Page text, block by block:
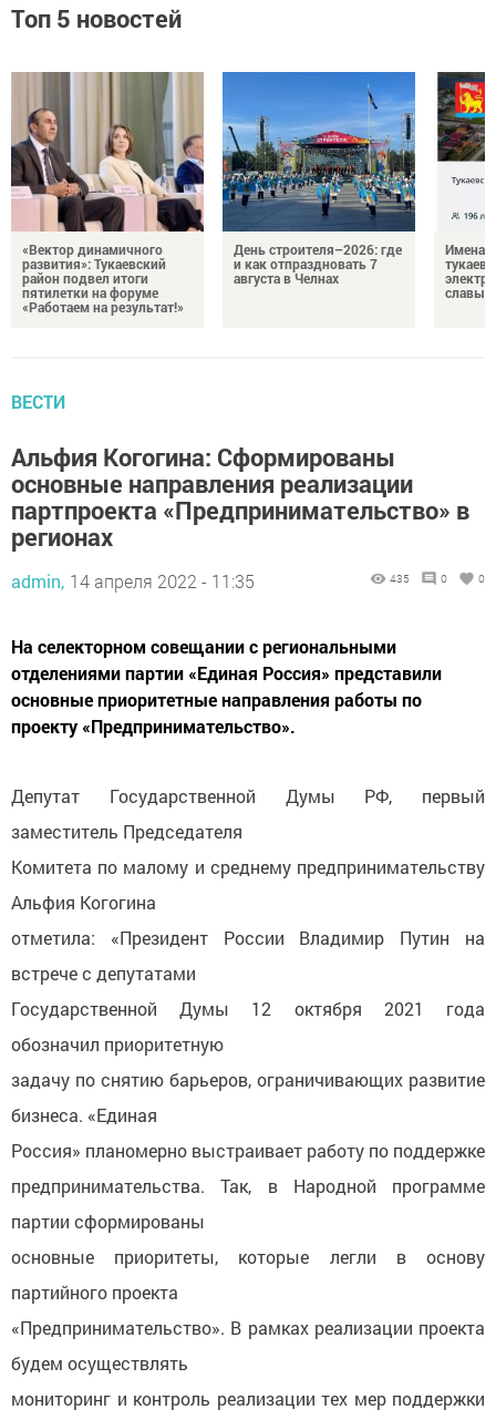
Топ 5 новостей
«Вектор динамичного
развития»: Тукаевский
район подвел итоги
пятилетки на форуме
«Работаем на результат!»
День строителя–2026: где
и как отпраздновать 7
августа в Челнах
Имена
славы
ВЕСТИ
Альфия Когогина: Сформированы
основные направления реализации
партпроекта «Предпринимательство» в
регионах
admin, 14 апреля 2022 - 11:35 435 0 0
На селекторном совещании с региональными
отделениями партии «Единая Россия» представили
основные приоритетные направления работы по
проекту «Предпринимательство».
Депутат Государственной Думы РФ, первый
заместитель Председателя
Комитета по малому и среднему предпринимательству
Альфия Когогина
отметила: «Президент России Владимир Путин на
встрече с депутатами
Государственной Думы 12 октября 2021 года
обозначил приоритетную
задачу по снятию барьеров, ограничивающих развитие
бизнеса. «Единая
Россия» планомерно выстраивает работу по поддержке
предпринимательства. Так, в Народной программе
партии сформированы
основные приоритеты, которые легли в основу
партийного проекта
«Предпринимательство». В рамках реализации проекта
будем осуществлять
мониторинг и контроль реализации тех мер поддержки